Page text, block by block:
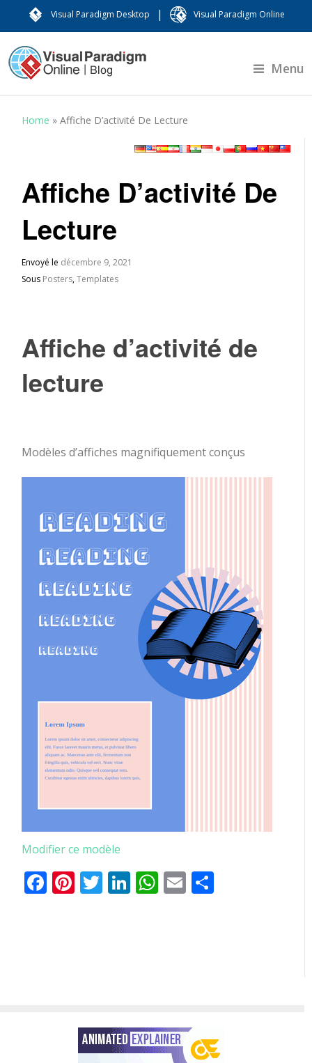
Visual Paradigm Desktop | Visual Paradigm Online
Menu
Home »Affiche D’activité De Lecture
Affiche D’activité De
Lecture
Envoyé le décembre 9, 2021
Sous Posters,Templates
Affiche d’activité de
lecture
Modèles d’affiches magnifiquement conçus
Modifier ce modèle
Facebook
Pinterest
Twitter
LinkedIn
WhatsApp
Email